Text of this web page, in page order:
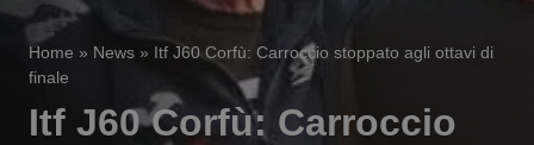
Home » News » Itf J60 Corfù: Carroccio stoppato agli ottavi di
finale
Itf J60 Corfù: Carroccio